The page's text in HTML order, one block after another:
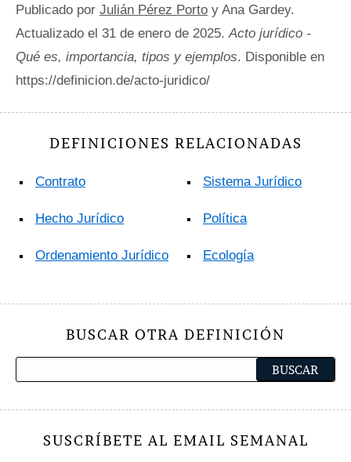
Publicado por Julián Pérez Porto y Ana Gardey.
Actualizado el 31 de enero de 2025.Acto jurídico -
Qué es, importancia, tipos y ejemplos. Disponible en
https://definicion.de/acto-juridico/
DEFINICIONES RELACIONADAS
Contrato
Hecho Jurídico
Ordenamiento Jurídico
Sistema Jurídico
Política
Ecología
BUSCAR OTRA DEFINICIÓN
SUSCRÍBETE AL EMAIL SEMANAL